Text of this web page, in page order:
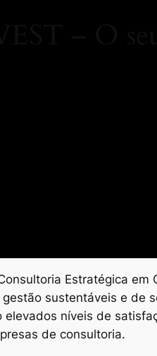
Estratégica
sustentáveis e de
elevados níveis de
de consultoria.